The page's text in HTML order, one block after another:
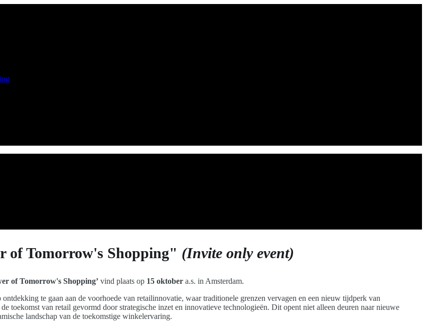
of Tomorrow's Shopping" (Invite only event)
of Tomorrow's Shopping’ vind plaats op 15 oktober a.s. in Amsterdam.
te gaan aan de voorhoede van retailinnovatie, waar traditionele grenzen vervagen en een nieuw tijdperk van
toekomst van retail gevormd door strategische inzet en innovatieve technologieën. Dit opent niet alleen deuren naar nieuwe
landschap van de toekomstige winkelervaring.